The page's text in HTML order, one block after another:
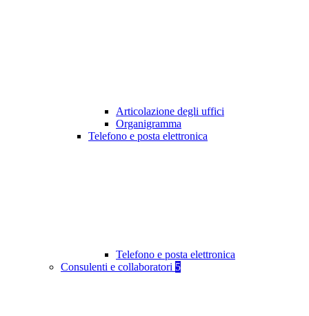
Articolazione degli uffici
Organigramma
Telefono e posta elettronica
Telefono e posta elettronica
Consulenti e collaboratori 5